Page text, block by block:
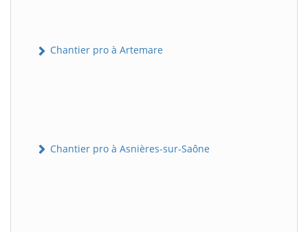
Chantier pro à Artemare
Chantier pro à Asnières-sur-Saône